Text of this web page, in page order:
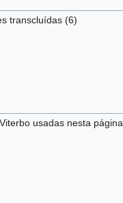
transcluídas (6)
usadas nesta página